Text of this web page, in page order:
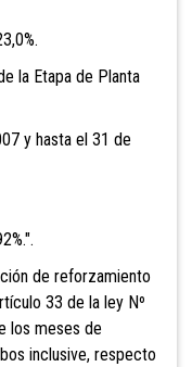
la Etapa de Planta
y hasta el 31 de
de reforzamiento
33 de la ley Nº
los meses de
inclusive, respecto